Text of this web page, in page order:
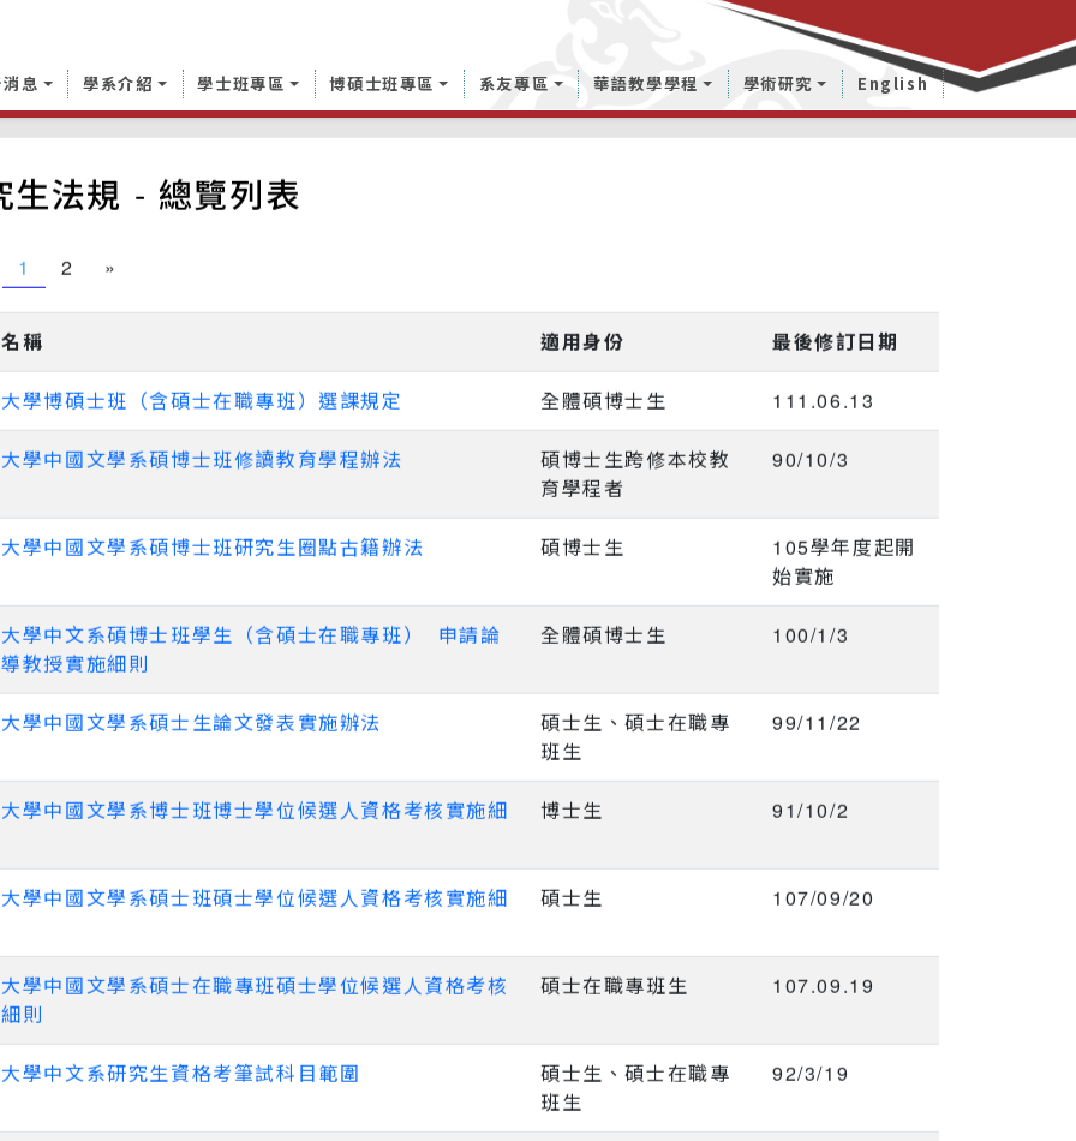
息 學系介紹 學士班專區 博碩士班專區 系友專區 華語教學學程 學術研究 English
生法規 - 總覽列表
1 2 »
稱 適用身份 最後修訂日期
學博碩士班（含碩士在職專班）選課規定 全體碩博士生 111.06.13
學中國文學系碩博士班修讀教育學程辦法
碩博士生跨修本校教
育學程者
90/10/3
學中國文學系碩博士班研究生圈點古籍辦法 碩博士生
105學年度起開
始實施
學中文系碩博士班學生（含碩士在職專班） 申請論
教授實施細則
全體碩博士生 100/1/3
學中國文學系碩士生論文發表實施辦法
碩士生、碩士在職專
班生
99/11/22
學中國文學系博士班博士學位候選人資格考核實施細 博士生 91/10/2
學中國文學系碩士班碩士學位候選人資格考核實施細 碩士生 107/09/20
學中國文學系碩士在職專班碩士學位候選人資格考核
則
碩士在職專班生 107.09.19
學中文系研究生資格考筆試科目範圍
碩士生、碩士在職專
班生
92/3/19